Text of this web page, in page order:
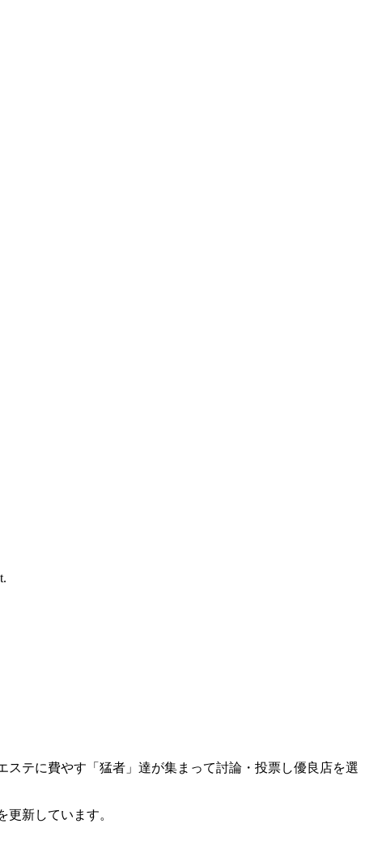
テに費やす「猛者」達が集まって討論・投票し優良店を選
新しています。